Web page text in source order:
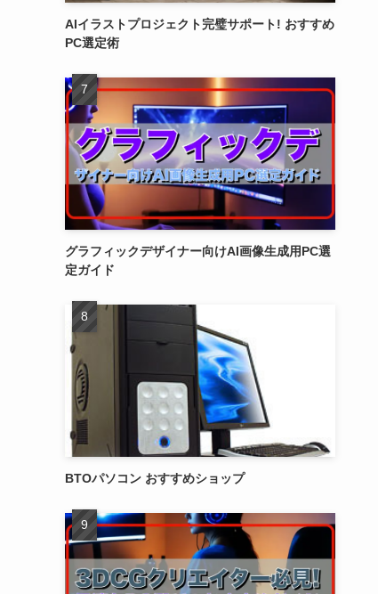
AIイラストプロジェクト完璧サポート! おすすめ
PC選定術
グラフィックデザイナー向けAI画像生成用PC選
定ガイド
BTOパソコン おすすめショップ